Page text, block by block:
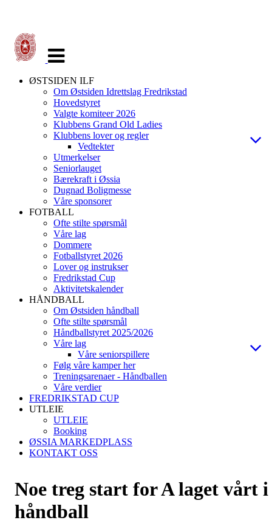
navigasjon
ØSTSIDEN ILF
Om Østsiden Idrettslag Fredrikstad
Hovedstyret
Valgte komiteer 2026
Klubbens Grand Old Ladies
Klubbens lover og regler
Vedtekter
Utmerkelser
Seniorlauget
Bærekraft i Øssia
Dugnad Boligmesse
Våre sponsorer
FOTBALL
Ofte stilte spørsmål
Våre lag
Dommere
Fotballstyret 2026
Lover og instrukser
Fredrikstad Cup
Aktivitetskalender
HÅNDBALL
Om Østsiden håndball
Ofte stilte spørsmål
Håndballstyret 2025/2026
Våre lag
Våre seniorspillere
Følg våre kamper her
Treningsarenaer - Håndballen
Våre verdier
FREDRIKSTAD CUP
UTLEIE
UTLEIE
Booking
ØSSIA MARKEDPLASS
KONTAKT OSS
Noe treg start for A laget vårt i
håndball